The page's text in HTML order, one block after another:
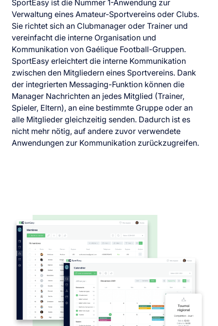
SportEasy ist die Nummer 1-Anwendung zur
Verwaltung eines Amateur-Sportvereins oder Clubs.
Sie richtet sich an Clubmanager oder Trainer und
vereinfacht die interne Organisation und
Kommunikation von Gaélique Football-Gruppen.
SportEasy erleichtert die interne Kommunikation
zwischen den Mitgliedern eines Sportvereins. Dank
der integrierten Messaging-Funktion können die
Manager Nachrichten an jedes Mitglied (Trainer,
Spieler, Eltern), an eine bestimmte Gruppe oder an
alle Mitglieder gleichzeitig senden. Dadurch ist es
nicht mehr nötig, auf andere zuvor verwendete
Anwendungen zur Kommunikation zurückzugreifen.